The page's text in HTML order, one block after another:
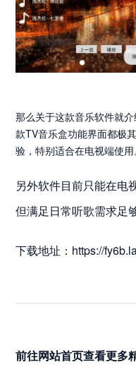
那么关于这款音乐软件就
款TV音乐盒功能界面都极
验，特别适合在电视端使用
另外软件目前只能在电
但满足日常听歌需求足
下载地址：https://
前往网站首页查看更多